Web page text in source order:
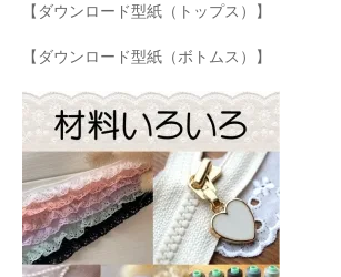
【ダウンロード型紙（トップス）】
【ダウンロード型紙（ボトムス）】